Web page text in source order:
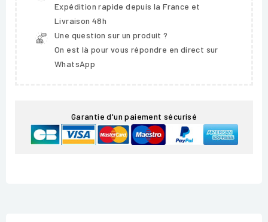
Expédition rapide depuis la France et
Livraison 48h
Une question sur un produit ?
On est là pour vous répondre en direct sur
WhatsApp
Garantie d'un paiement sécurisé